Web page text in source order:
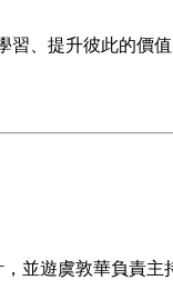
、提升彼此的價值
並遊虞敦華負責主